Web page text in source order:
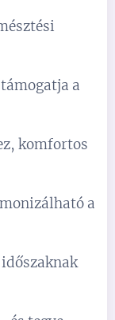
a
komfortos
a
időszaknak